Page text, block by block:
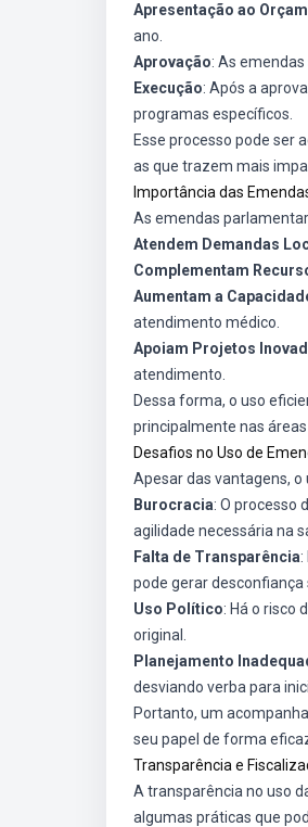
Apresentação ao
ano.
Aprovação: As
Execução: Após a
programas específicos.
Esse processo pode ser
as que trazem mais
Importância das
As emendas
Atendem Demandas
Complementam
Aumentam a
atendimento médico.
Apoiam Projetos
atendimento.
Dessa forma, o uso
principalmente nas
Desafios no Uso de
Apesar das vantagens,
Burocracia: O processo
agilidade necessária na
Falta de Transparência
pode gerar desconfiança
Uso Político: Há o risco
original.
Planejamento
desviando verba para
Portanto, um
seu papel de forma
Transparência e
A transparência no uso
algumas práticas que